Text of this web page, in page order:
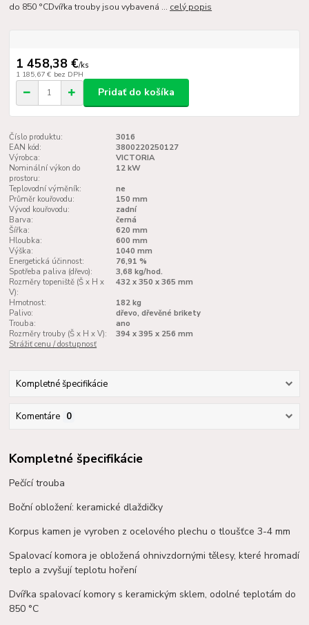
do 850 °CDvířka trouby jsou vybavená ... celý popis
1 458,38 €/ks
1 185,67 € bez DPH
Pridať do košíka
Číslo produktu:
3016
EAN kód:
3800220250127
Výrobca:
VICTORIA
Nominální výkon do
prostoru:
12 kW
Teplovodní výměník:
ne
Průměr kouřovodu:
150 mm
Vývod kouřovodu:
zadní
Barva:
černá
Šířka:
620 mm
Hloubka:
600 mm
Výška:
1040 mm
Energetická účinnost:
76,91 %
Spotřeba paliva (dřevo):
3,68 kg/hod.
Rozměry topeniště (Š x H x
V):
432 x 350 x 365 mm
Hmotnost:
182 kg
Palivo:
dřevo, dřevěné brikety
Trouba:
ano
Rozměry trouby (Š x H x V):
394 x 395 x 256 mm
Strážiť cenu / dostupnosť
Kompletné špecifikácie
Komentáre 0
Kompletné špecifikácie
Pečící trouba
Boční obložení: keramické dlaždičky
Korpus kamen je vyroben z ocelového plechu o tloušťce 3-4 mm
Spalovací komora je obložená ohnivzdornými tělesy, které hromadí
teplo a zvyšují teplotu hoření
Dvířka spalovací komory s keramickým sklem, odolné teplotám do
850 °C